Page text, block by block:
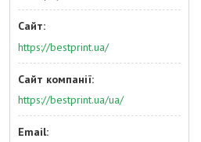
https://bestprint.ua/
https://bestprint.ua/ua/